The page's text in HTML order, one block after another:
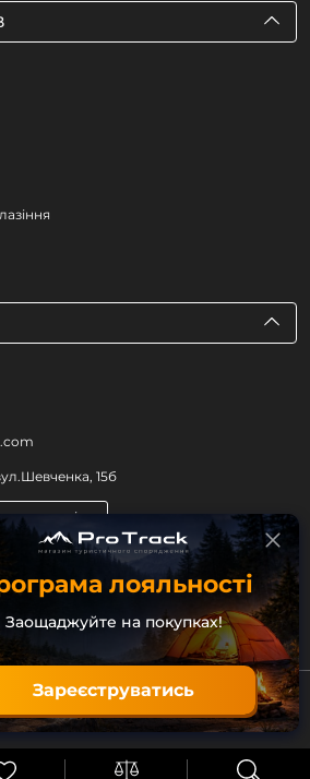
15б
спорядження ProTrack
лояльності
Заощаджуйте на покупках!
Зареєструватись